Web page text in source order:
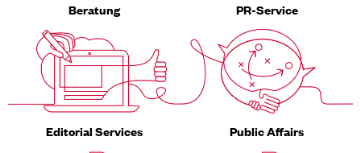
Beratung PR-Service
Editorial Services Public Affairs